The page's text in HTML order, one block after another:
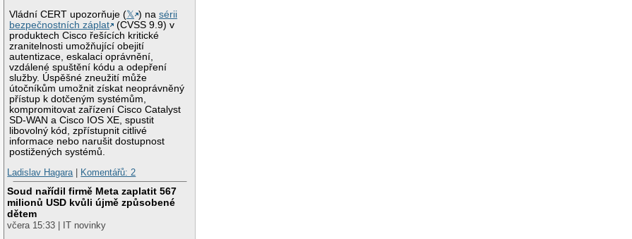
Vládní CERT upozorňuje (𝕏 ) nasérii
bezpečnostních záplat
(CVSS 9.9) v
produktech Cisco řešících kritické
zranitelnosti umožňující obejití
autentizace, eskalaci oprávnění,
vzdálené spuštění kódu a odepření
služby. Úspěšné zneužití může
útočníkům umožnit získat neoprávněný
přístup k dotčeným systémům,
kompromitovat zařízení Cisco Catalyst
SD-WAN a Cisco IOS XE, spustit
libovolný kód, zpřístupnit citlivé
informace nebo narušit dostupnost
postižených systémů.
Ladislav Hagara| Komentářů: 2
Soud nařídil firmě Meta zaplatit 567
milionů USD kvůli újmě způsobené
dětem
včera 15:33 | IT novinky